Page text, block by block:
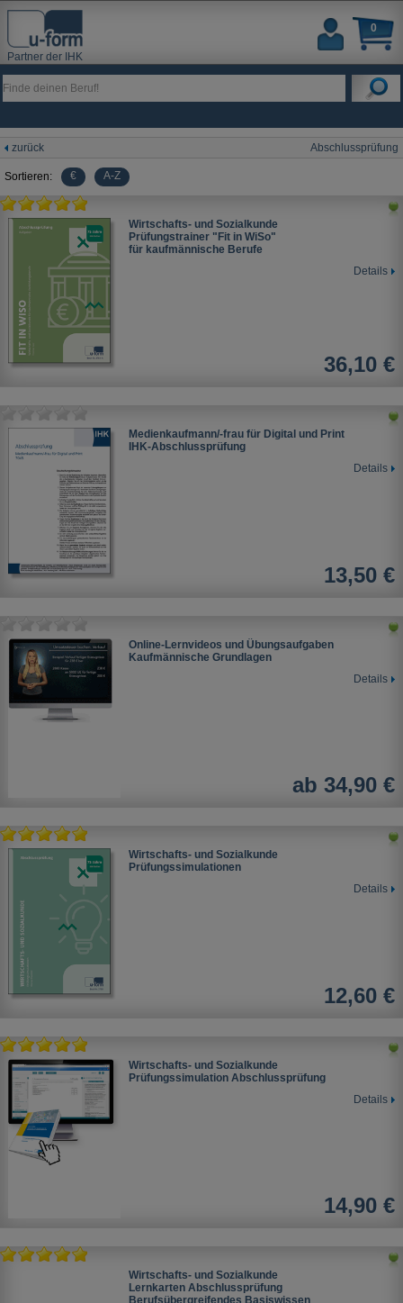
Partner der IHK
0
zurück Abschlussprüfung
Sortieren: € A-Z
Wirtschafts- und Sozialkunde
Prüfungstrainer "Fit in WiSo"
für kaufmännische Berufe
Details
36,10 €
Medienkaufmann/-frau für Digital und Print
IHK-Abschlussprüfung
Details
13,50 €
Online-Lernvideos und Übungsaufgaben
Kaufmännische Grundlagen
Details
ab 34,90 €
Wirtschafts- und Sozialkunde
Prüfungssimulationen
Details
12,60 €
Wirtschafts- und Sozialkunde
Prüfungssimulation Abschlussprüfung
Details
14,90 €
Wirtschafts- und Sozialkunde
Lernkarten Abschlussprüfung